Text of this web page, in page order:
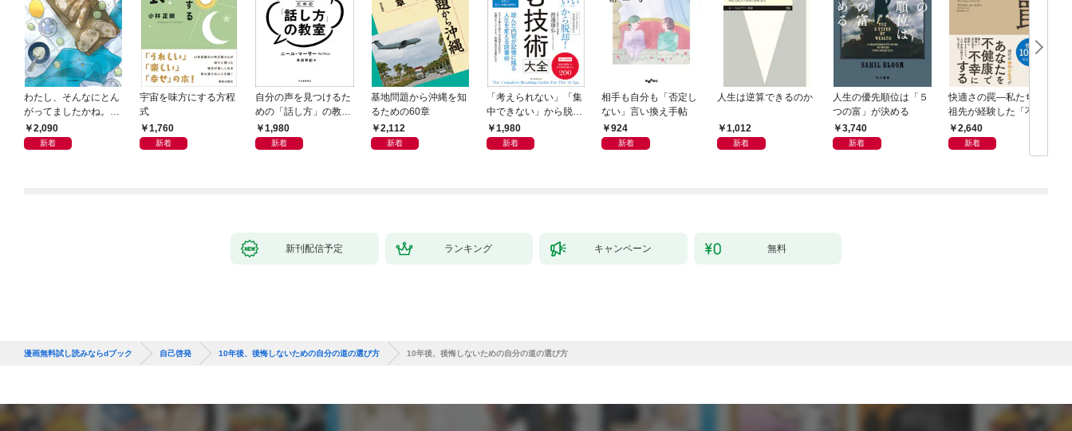
わたし、そんなにとん
がってましたかね。
獅子座、Ａ型、丙午は
めぐる
2,090
新着
宇宙を味方にする方程
式
1,760
新着
自分の声を見つけるた
めの「話し方」の教
室 Ｏｒａｃｙ（オラ
シー）
1,980
新着
基地問題から沖縄を知
るための60章
2,112
新着
「考えられない」「集
中できない」から脱
却！ AI時代の読む技
術大全
1,980
新着
相手も自分も「否定し
ない」言い換え手帖
924
新着
人生は逆算できるのか
1,012
新着
人生の優先順位は「５
つの富」が決める
3,740
新着
快適さの罠―私たちの
祖先が経験した「不快
さ」が人生を充実させ
る
2,640
新着
新刊配信予定 ランキング キャンペーン 無料
漫画無料試し読みならdブック 自己啓発 10年後、後悔しないための自分の道の選び方 10年後、後悔しないための自分の道の選び方